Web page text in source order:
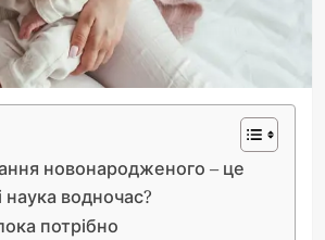
новонародженого – це
наука водночас?
потрібно